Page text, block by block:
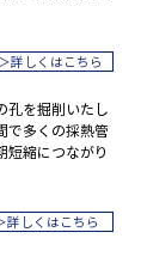
詳しくはこちら
孔を掘削いたし
で多くの採熱管
短縮につながり
詳しくはこちら